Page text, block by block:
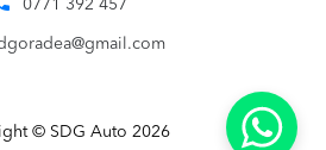
0771 392 457
© SDG Auto 2026